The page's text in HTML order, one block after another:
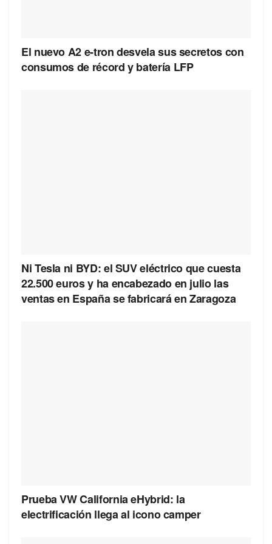
El nuevo A2 e-tron desvela sus secretos con
consumos de récord y batería LFP
Ni Tesla ni BYD: el SUV eléctrico que cuesta
22.500 euros y ha encabezado en julio las
ventas en España se fabricará en Zaragoza
Prueba VW California eHybrid: la
electrificación llega al icono camper